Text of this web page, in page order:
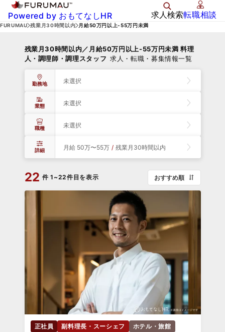
Powered by おもてなしHR 求人検索転職相談
FURUMAU 残業月30時間以内 月給50万円以上-55万円未満
残業月30時間以内／月給50万円以上-55万円未満 料理
人・調理師・調理スタッフ 求人・転職・募集情報一覧
勤務地 未選択
業態 未選択
職種 未選択
詳細 月給 50万〜55万 / 残業月30時間以内
22 件 1~22件目を表示 おすすめ順
正社員 副料理長・スーシェフ ホテル・旅館